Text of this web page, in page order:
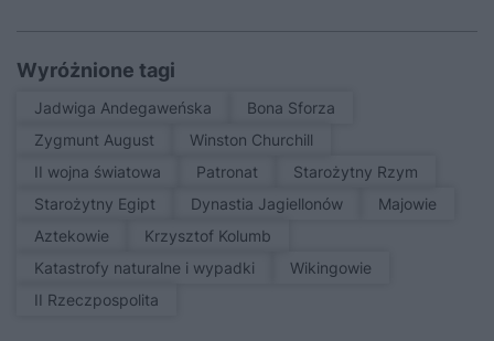
Wyróżnione tagi
Jadwiga Andegaweńska
Bona Sforza
Zygmunt August
Winston Churchill
II wojna światowa
patronat
Starożytny Rzym
Starożytny Egipt
Dynastia Jagiellonów
Majowie
Aztekowie
Krzysztof Kolumb
Katastrofy naturalne i wypadki
Wikingowie
II Rzeczpospolita